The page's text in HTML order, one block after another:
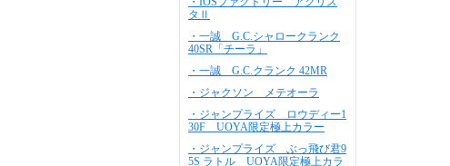
タⅡ
・一誠 G.C.シャロークランク
40SR「チーラ」
・一誠 G.C.クランク 42MR
・ジャクソン メテオーラ
・ジャンプライズ ロウディー1
30F UOYA限定極上カラー
・ジャンプライズ ぶっ飛び君9
5S ラトル UOYA限定極上カラ